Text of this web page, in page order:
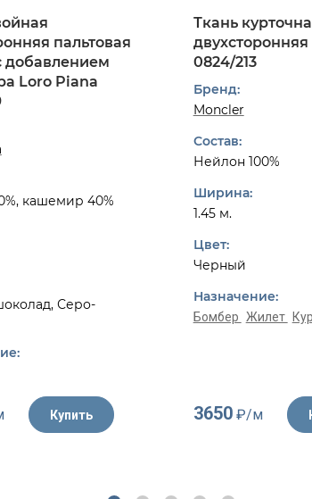
пальтовая
добавлением
Loro Piana
кашемир 40%
Серо-
Купить
Ткань
0824/213
Бренд:
Moncler
Состав:
Нейлон 100%
Ширина:
1.45 м.
Цвет:
Черный
Назначение:
Бомбер Жилет
3650₽/м